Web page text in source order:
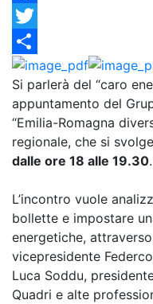
Facebook
Twitter
Condividi
Si parlerà del “caro
appuntamento del
“Emilia-Romagna
regionale, che si
dalle ore 18 alle 19.30.
L’incontro vuole
bollette e impostare
energetiche,
vicepresidente
Luca Soddu,
Quadri e alte